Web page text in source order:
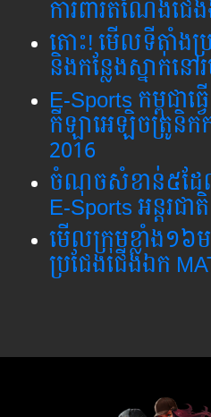
ការពារ​តំណែង​
តោះ​! មើល​ទី​តាំង​ប្
និង​កន្លែង​ស្នាក់​ន
E-Sports កម្ពុជា​
កីឡា​អេឡិចត្រូនិក​ក
2016
ចំណុច​សំខាន់​៥​ដែល​​
E-Sports អន្តរជ
មើល​ក្រុម​ខ្លាំង​១
ប្រជែង​ជើង​ឯក​